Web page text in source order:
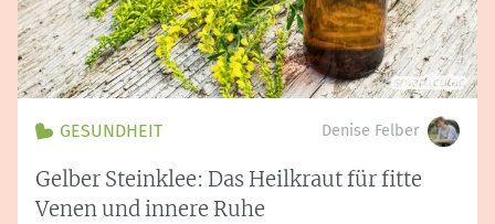
GESUNDHEIT Denise Felber
Gelber Steinklee: Das Heilkraut für fitte
Venen und innere Ruhe